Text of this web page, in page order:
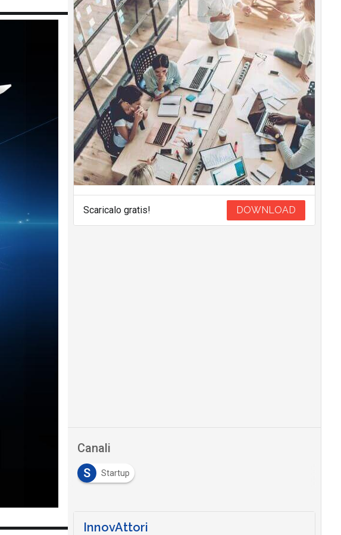
Scaricalo gratis! DOWNLOAD
Canali
S
Startup
InnovAttori